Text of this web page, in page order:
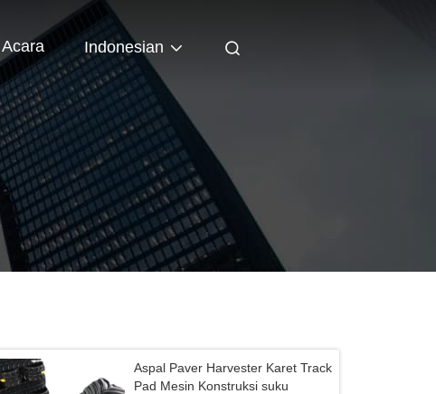
Acara Indonesian
Aspal Paver Harvester Karet Track
Pad Mesin Konstruksi suku